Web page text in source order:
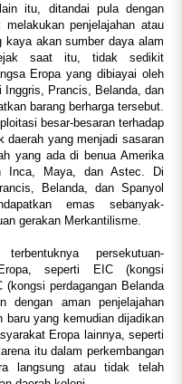
itu, ditandai pula dengan
penjelajahan atau
kaya akan sumber daya alam
saat itu, tidak sedikit
Eropa yang dibiayai oleh
Inggris, Prancis, Belanda, dan
barang berharga tersebut.
besar-besaran terhadap
daerah yang menjadi sasaran
yang ada di benua Amerika
Inca, Maya, dan Astec. Di
Belanda, dan Spanyol
emas sebanyak-
gerakan Merkantilisme.
persekutuan-
seperti EIC (kongsi
perdagangan Belanda
dengan aman penjelajahan
baru yang kemudian dijadikan
Eropa lainnya, seperti
itu dalam perkembangan
langsung atau tidak telah